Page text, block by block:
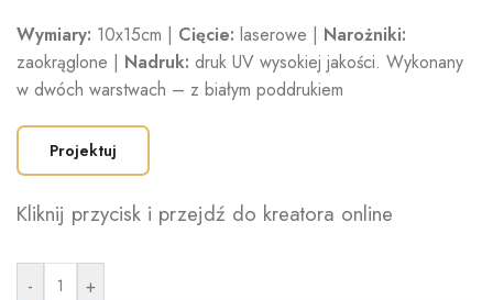
Wymiary: 10x15cm | Cięcie: laserowe | Narożniki:
zaokrąglone | Nadruk: druk UV wysokiej jakości. Wykonany
w dwóch warstwach – z białym poddrukiem
Projektuj
Kliknij przycisk i przejdź do kreatora online
- +